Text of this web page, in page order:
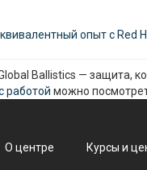
опыт с Red
Ballistics — защита,
работой можно
О центре Курсы и